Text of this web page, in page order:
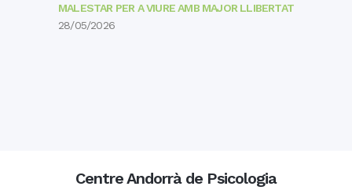
MALESTAR PER A VIURE AMB MAJOR LLIBERTAT
28/05/2026
Centre Andorrà de Psicologia